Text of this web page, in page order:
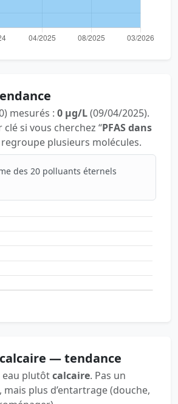
mesurés : 0 µg/L(09/04/2025).
clé si vous cherchez “PFAS dans
regroupe plusieurs molécules.
des 20 polluants éternels
— tendance
plutôtcalcaire. Pas un
plus d’entartrage (douche,